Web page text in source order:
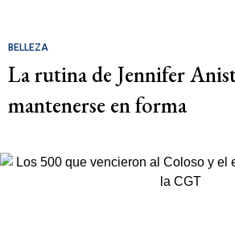
BELLEZA
La rutina de Jennifer
mantenerse en forma